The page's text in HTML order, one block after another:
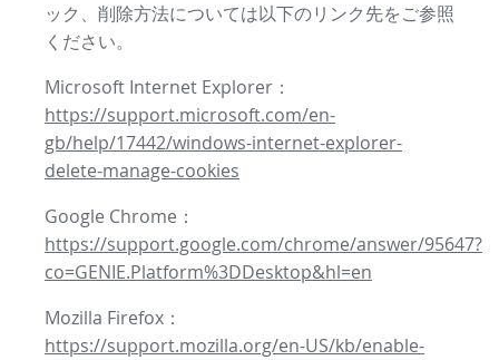
ック、削除方法については以下のリンク先をご参照
ください。
Microsoft Internet Explorer：
https://support.microsoft.com/en-
gb/help/17442/windows-internet-explorer-
delete-manage-cookies
Google Chrome：
https://support.google.com/chrome/answer/95647?
co=GENIE.Platform%3DDesktop&hl=en
Mozilla Firefox：
https://support.mozilla.org/en-US/kb/enable-